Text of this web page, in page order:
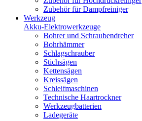
Zubehör für Dampfreiniger
Werkzeug
Akku-Elektrowerkzeuge
Bohrer und Schraubendreher
Bohrhämmer
Schlagschrauber
Stichsägen
Kettensägen
Kreissägen
Schleifmaschinen
Technische Haartrockner
Werkzeugbatterien
Ladegeräte